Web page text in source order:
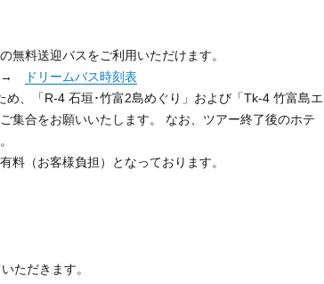
無料送迎バスをご利用いただけます。
→
ドリームバス時刻表
、「R-4 石垣･竹富2島めぐり」および「Tk-4 竹富島エ
集合をお願いいたします。 なお、ツアー終了後のホテ
料（お客様負担）となっております。
ただきます。